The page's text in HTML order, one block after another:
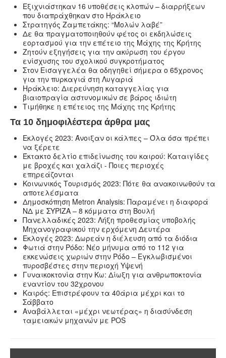
Eξιχνιάστηκαν 16 υποθέσεις κλοπών – διαρρήξεων
που διαπράχθηκαν στο Ηράκλειο
Στρατηγός Ζαμπετάκης: “Μολών λαβέ”
Δε θα πραγματοποιηθούν φέτος οι εκδηλώσεις
εορτασμού για την επέτειο της Μάχης της Κρήτης
Ζητούν εξηγήσεις για την ακύρωση του έργου
ενίσχυσης του σχολικού συγκροτήματος
Στον Εισαγγελέα θα οδηγηθεί σήμερα ο 65χρονος
για την πυρκαγιά στη Λυγαριά
Ηράκλειο: Διερεύνηση καταγγελίας για
βιαιοπραγία αστυνομικών σε βάρος ιδιώτη
Τιμήθηκε η επέτειος της Μάχης της Κρήτης
Τα 10 δημοφιλέστερα άρθρα μας
Εκλογές 2023: Άνοιξαν οι κάλπες – Όλα όσα πρέπει
να ξέρετε
Έκτακτο δελτίο επιδείνωσης του καιρού: Καταιγίδες
με βροχές και χαλάζι - Ποιες περιοχές
επηρεάζονται
Κοινωνικός Τουρισμός 2023: Πότε θα ανακοινωθούν τα
αποτελέσματα
Δημοσκόπηση Metron Analysis: Παραμένει η διαφορά
ΝΔ με ΣΥΡΙΖΑ – 8 κόμματα στη Βουλή
Πανελλαδικές 2023: Λήξη προθεσμίας υποβολής
Μηχανογραφικού την ερχόμενη Δευτέρα
Εκλογές 2023: Δωρεάν η διέλευση από τα διόδια
Φωτιά στην Ρόδο: Νέο μήνυμα από το 112 για
εκκενώσεις χωριών στην Ρόδο – Εγκλωβισμένοι
πυροσβέστες στην περιοχή Υψενή
Γυναικοκτονία στην Κω: Δίωξη για ανθρωποκτονία
εναντίον του 32χρονου
Καιρός: Επιστρέφουν τα 40άρια μέχρι και το
Σάββατο
Αναβάλλεται «μέχρι νεωτέρας» η διασύνδεση
ταμειακών μηχανών με POS